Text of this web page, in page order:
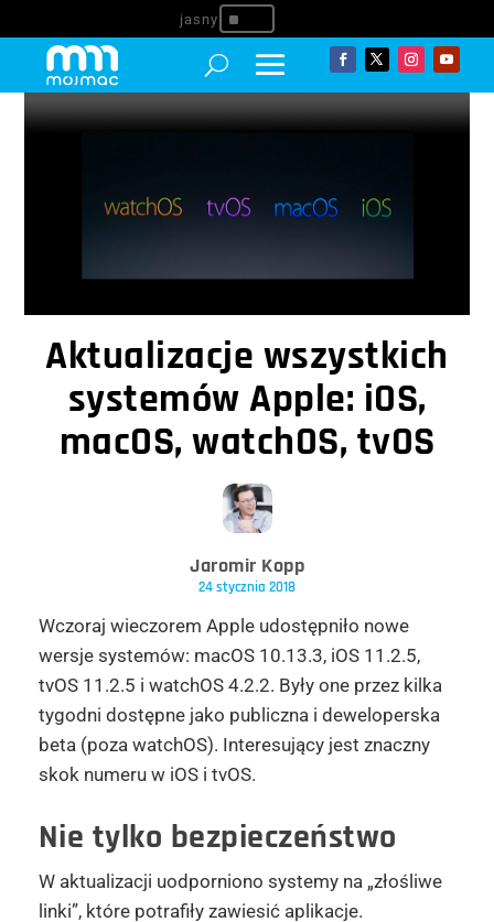
^
Aktualizacje wszystkich
systemów Apple: iOS,
macOS, watchOS, tvOS
Jaromir Kopp
24 stycznia 2018
Wczoraj wieczorem Apple udostępniło nowe
wersje systemów: macOS 10.13.3, iOS 11.2.5,
tvOS 11.2.5 i watchOS 4.2.2. Były one przez kilka
tygodni dostępne jako publiczna i deweloperska
beta (poza watchOS). Interesujący jest znaczny
skok numeru w iOS i tvOS.
Nie tylko bezpieczeństwo
W aktualizacji uodporniono systemy na „złośliwe
linki”, które potrafiły zawiesić aplikacje.